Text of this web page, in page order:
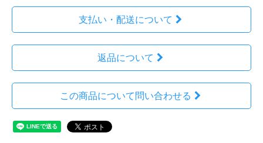
支払い・配送について
返品について
この商品について問い合わせる